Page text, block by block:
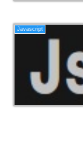
Javascript